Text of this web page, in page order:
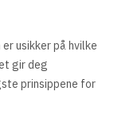
er usikker på hvilke
gir deg
prinsippene for